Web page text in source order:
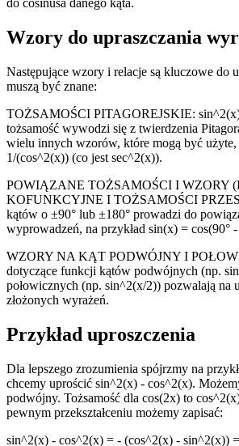
do cosinusa danego kąta.
Wzory do upraszczania
Następujące wzory i relacje są kluczowe do
muszą być znane:
TOŻSAMOŚCI PITAGOREJSKIE:
tożsamość wywodzi się z twierdzenia
wielu innych wzorów, które mogą być
1/(cos^2(x)) (co jest sec^2(x)).
POWIĄZANE TOŻSAMOŚCI I WZORY
KOFUNKCYJNE I TOŻSAMOŚCI
kątów o ±90° lub ±180° prowadzi do
wyprowadzeń, na przykład sin(x) = cos(90°
WZORY NA KĄT PODWÓJNY I
dotyczące funkcji kątów podwójnych (np.
połowicznych (np. sin^2(x/2)) pozwalają na
złożonych wyrażeń.
Przykład uproszczenia
Dla lepszego zrozumienia spójrzmy na
chcemy uprościć sin^2(x) - cos^2(x).
podwójny. Tożsamość dla cos(2x) to
pewnym przekształceniu możemy zapisać:
sin^2(x) - cos^2(x) = - (cos^2(x) - sin^2(x))